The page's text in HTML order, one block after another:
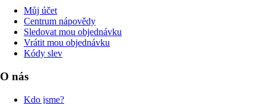
Můj účet
Centrum nápovědy
Sledovat mou objednávku
Vrátit mou objednávku
Kódy slev
O nás
Kdo jsme?